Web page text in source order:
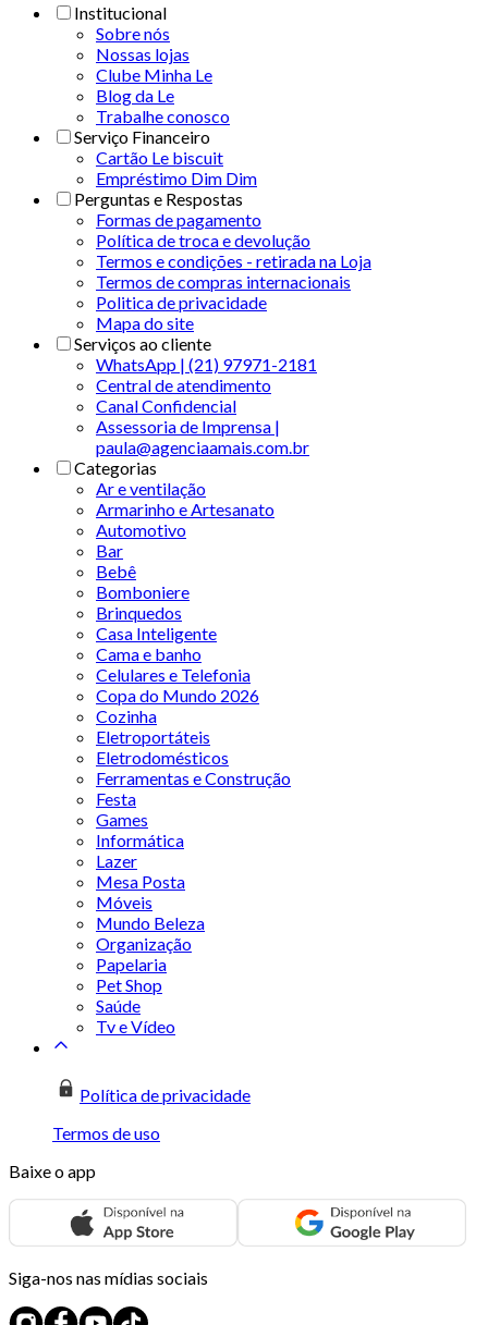
Institucional
Sobre nós
Nossas lojas
Clube Minha Le
Blog da Le
Trabalhe conosco
Serviço Financeiro
Cartão Le biscuit
Empréstimo Dim Dim
Perguntas e Respostas
Formas de pagamento
Política de troca e devolução
Termos e condições - retirada na Loja
Termos de compras internacionais
Politica de privacidade
Mapa do site
Serviços ao cliente
WhatsApp | (21) 97971-2181
Central de atendimento
Canal Confidencial
Assessoria de Imprensa |
paula@agenciaamais.com.br
Categorias
Ar e ventilação
Armarinho e Artesanato
Automotivo
Bar
Bebê
Bomboniere
Brinquedos
Casa Inteligente
Cama e banho
Celulares e Telefonia
Copa do Mundo 2026
Cozinha
Eletroportáteis
Eletrodomésticos
Ferramentas e Construção
Festa
Games
Informática
Lazer
Mesa Posta
Móveis
Mundo Beleza
Organização
Papelaria
Pet Shop
Saúde
Tv e Vídeo
Política de privacidade
Termos de uso
Baixe o app
Siga-nos nas mídias sociais